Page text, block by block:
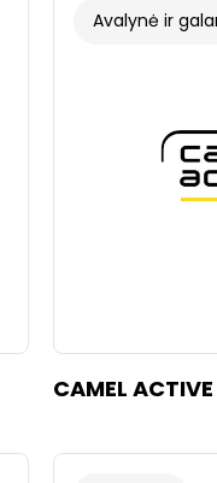
Avalynė ir
CAMEL ACTIVE